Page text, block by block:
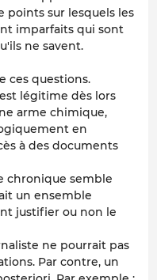
points sur lesquels les
imparfaits qui sont
ne savent.
ces questions.
légitime dès lors
arme chimique,
en
à des documents
chronique semble
un ensemble
justifier ou non le
ne pourrait pas
Par contre, un